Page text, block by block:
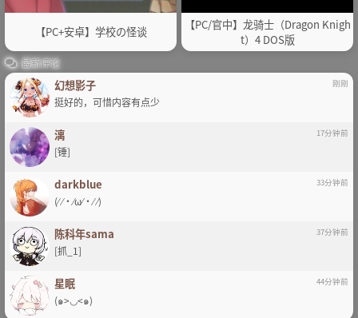
【PC+安卓】学校の怪谈
【PC/官中】龙骑士（Dragon Knigh
t）4 DOS版
最新评论
幻想影子 刚刚
挺好的，可惜内容有点少
漓 17分钟前
[锤]
darkblue 33分钟前
(⁄ ⁄•⁄ω⁄•⁄ ⁄)
陈科年sama 37分钟前
[抓_1]
星眠 44分钟前
(๑>◡<๑)